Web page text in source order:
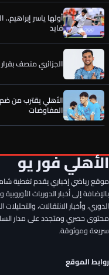
فايد
الجزائري منصف
الأهلي يقترب من
المفاوضات
للأهلي
5 أسباب وراء قرار
المحلة
أشرف داري يفاجئ
رمضان
الأهلي فور يو
موقع رياضي إخباري يقدم تغطية
بالإضافة إلى أخبار الدوريات الأوروبية
الدوري، وأخبار الانتقالات،
محتوى حصري ومتجدد على مدار
سريعة وموثوقة.
روابط الموقع